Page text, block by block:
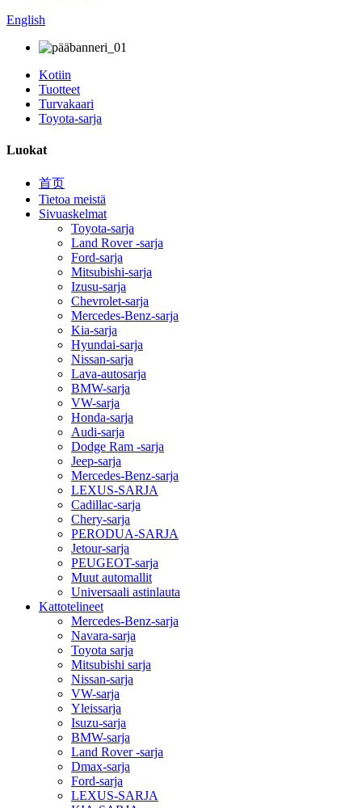
English
Kotiin
Tuotteet
Turvakaari
Toyota-sarja
Luokat
首页
Tietoa meistä
Sivuaskelmat
Toyota-sarja
Land Rover -sarja
Ford-sarja
Mitsubishi-sarja
Izusu-sarja
Chevrolet-sarja
Mercedes-Benz-sarja
Kia-sarja
Hyundai-sarja
Nissan-sarja
Lava-autosarja
BMW-sarja
VW-sarja
Honda-sarja
Audi-sarja
Dodge Ram -sarja
Jeep-sarja
Mercedes-Benz-sarja
LEXUS-SARJA
Cadillac-sarja
Chery-sarja
PERODUA-SARJA
Jetour-sarja
PEUGEOT-sarja
Muut automallit
Universaali astinlauta
Kattotelineet
Mercedes-Benz-sarja
Navara-sarja
Toyota sarja
Mitsubishi sarja
Nissan-sarja
VW-sarja
Yleissarja
Isuzu-sarja
BMW-sarja
Land Rover -sarja
Dmax-sarja
Ford-sarja
LEXUS-SARJA